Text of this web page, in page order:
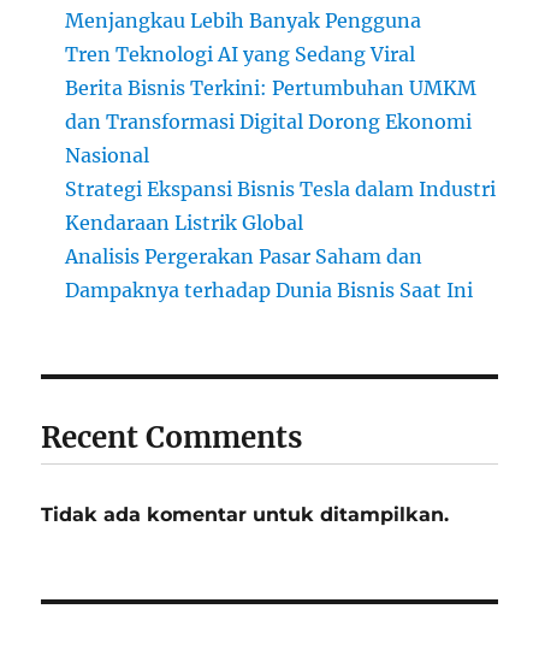
Menjangkau Lebih Banyak Pengguna
Tren Teknologi AI yang Sedang Viral
Berita Bisnis Terkini: Pertumbuhan UMKM
dan Transformasi Digital Dorong Ekonomi
Nasional
Strategi Ekspansi Bisnis Tesla dalam Industri
Kendaraan Listrik Global
Analisis Pergerakan Pasar Saham dan
Dampaknya terhadap Dunia Bisnis Saat Ini
Recent Comments
Tidak ada komentar untuk ditampilkan.